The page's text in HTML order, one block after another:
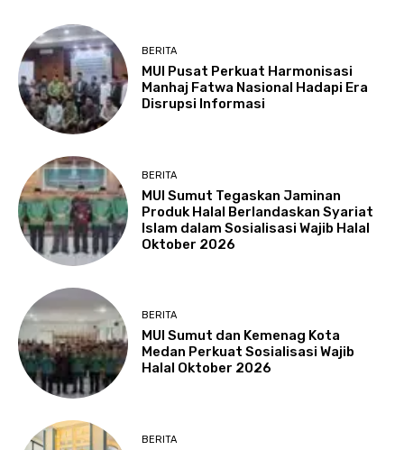
BERITA
MUI Pusat Perkuat Harmonisasi
Manhaj Fatwa Nasional Hadapi Era
Disrupsi Informasi
BERITA
MUI Sumut Tegaskan Jaminan
Produk Halal Berlandaskan Syariat
Islam dalam Sosialisasi Wajib Halal
Oktober 2026
BERITA
MUI Sumut dan Kemenag Kota
Medan Perkuat Sosialisasi Wajib
Halal Oktober 2026
BERITA